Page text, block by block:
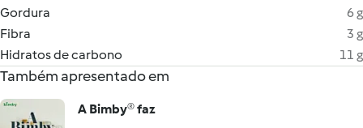
Gordura
6 g
Fibra
3 g
Hidratos de carbono
11 g
Também apresentado em
A Bimby® faz